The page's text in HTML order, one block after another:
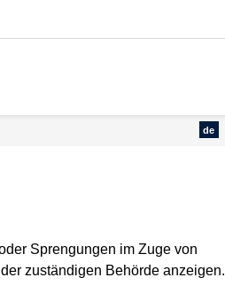
de
Sprengungen im Zuge von
zuständigen Behörde anzeigen.